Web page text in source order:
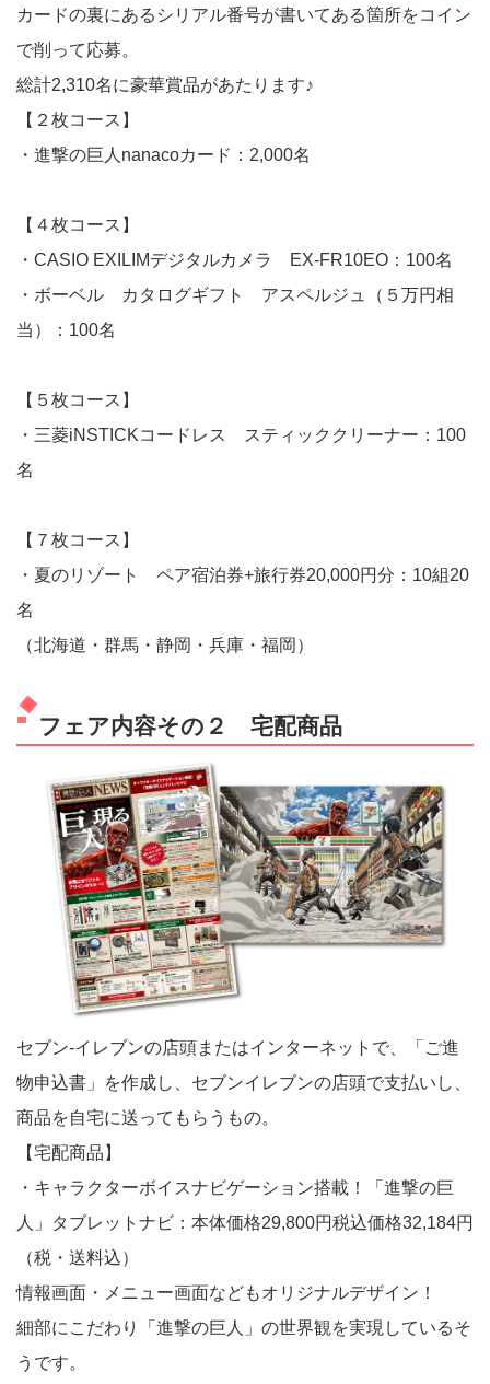
カードの裏にあるシリアル番号が書いてある箇所をコイン
で削って応募。
総計2,310名に豪華賞品があたります♪
【２枚コース】
・進撃の巨人nanacoカード：2,000名
【４枚コース】
・CASIO EXILIMデジタルカメラ EX-FR10EO：100名
・ボーベル カタログギフト アスペルジュ（５万円相
当）：100名
【５枚コース】
・三菱iNSTICKコードレス スティッククリーナー：100
名
【７枚コース】
・夏のリゾート ペア宿泊券+旅行券20,000円分：10組20
名
（北海道・群馬・静岡・兵庫・福岡）
フェア内容その２ 宅配商品
セブン-イレブンの店頭またはインターネットで、「ご進
物申込書」を作成し、セブンイレブンの店頭で支払いし、
商品を自宅に送ってもらうもの。
【宅配商品】
・キャラクターボイスナビゲーション搭載！「進撃の巨
人」タブレットナビ：本体価格29,800円税込価格32,184円
（税・送料込）
情報画面・メニュー画面などもオリジナルデザイン！
細部にこだわり「進撃の巨人」の世界観を実現しているそ
うです。